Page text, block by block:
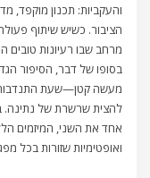
והעקביות: תכנון מוקפד,
הציבור. כשיש שיתוף
מרחב שבו רעיונות טובים
בסופו של דבר, הסיפור
מעשה קטן—שעת התנדבות,
להצית שרשרת של נתינה.
אחד את השני, המיזמים
ואופטימיות שזורות בכל